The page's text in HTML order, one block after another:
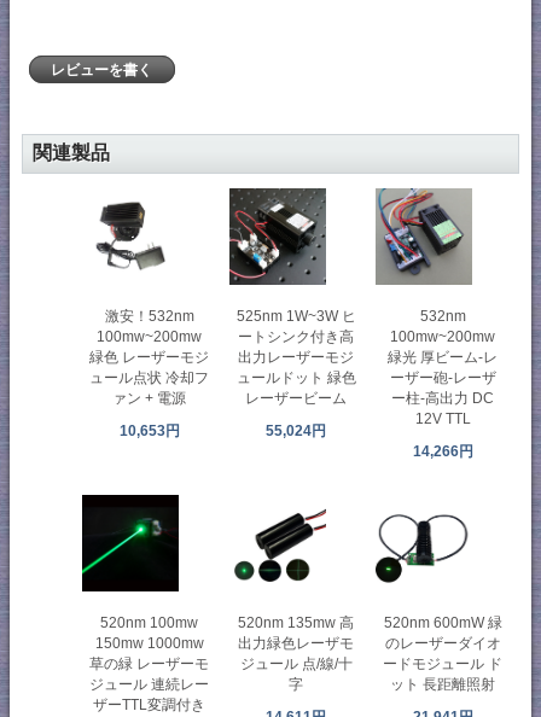
レビューを書く
関連製品
激安！532nm
100mw~200mw
緑色 レーザーモジ
ュール点状 冷却フ
ァン + 電源
10,653円
525nm 1W~3W ヒ
ートシンク付き高
出力レーザーモジ
ュールドット 緑色
レーザービーム
55,024円
532nm
100mw~200mw
緑光 厚ビーム-レ
ーザー砲-レーザ
ー柱-高出力 DC
12V TTL
14,266円
520nm 100mw
150mw 1000mw
草の緑 レーザーモ
ジュール 連続レー
ザーTTL変調付き
520nm 135mw 高
出力緑色レーザモ
ジュール 点/線/十
字
520nm 600mW 緑
のレーザーダイオ
ードモジュール ド
ット 長距離照射